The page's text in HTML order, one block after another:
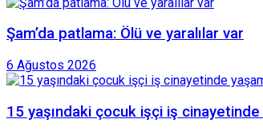
Şam’da patlama: Ölü ve yaralılar var
6 Ağustos 2026
15 yaşındaki çocuk işçi iş cinayetinde